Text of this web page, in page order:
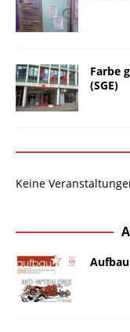
Farbe
(SGE)
Keine